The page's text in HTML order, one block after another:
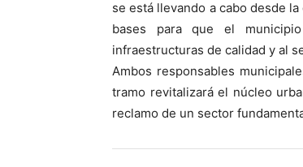
se está llevando a cabo desde
bases para que el
infraestructuras de calidad y al
Ambos responsables
tramo revitalizará el núcleo
reclamo de un sector